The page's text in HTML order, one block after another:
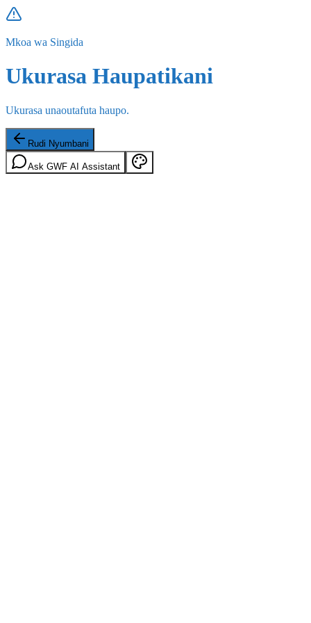
Mkoa wa Singida
Ukurasa Haupatikani
Ukurasa unaoutafuta haupo.
Rudi Nyumbani
Ask GWF AI Assistant